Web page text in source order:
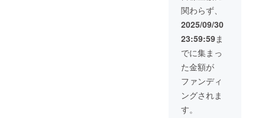
塩､ﾄﾏﾄ
ﾍﾟｰｽﾄ､
食用大
にんに
く､しょ
うゆ､砂
糖､がら
ｽｰﾌﾟの
素､清
酒､醸造
お声掛
けくだ
さい。
・有効
期間：
2025年
11月15
日〜
2026年
5月15日
までの6
（届き
次第10
日
間）、
トマト
スープ
（枠外
に記
載） ・
原材
関わらず、
2025/09/30
23:59:59ま
でに集まっ
た金額が
ファンディ
ングされま
す。